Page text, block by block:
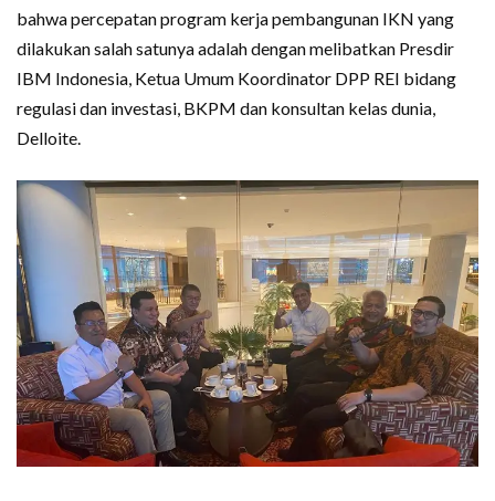
bahwa percepatan program kerja pembangunan IKN yang
dilakukan salah satunya adalah dengan melibatkan Presdir
IBM Indonesia, Ketua Umum Koordinator DPP REI bidang
regulasi dan investasi, BKPM dan konsultan kelas dunia,
Delloite.